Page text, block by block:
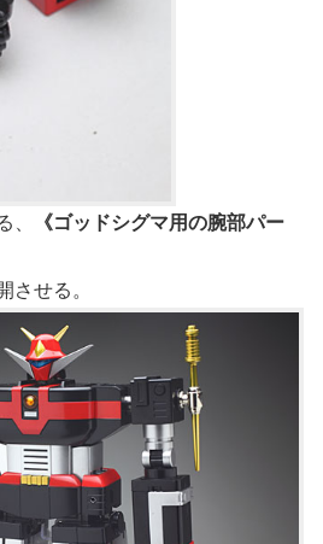
、
《ゴッドシグマ用の腕部パー
させる。